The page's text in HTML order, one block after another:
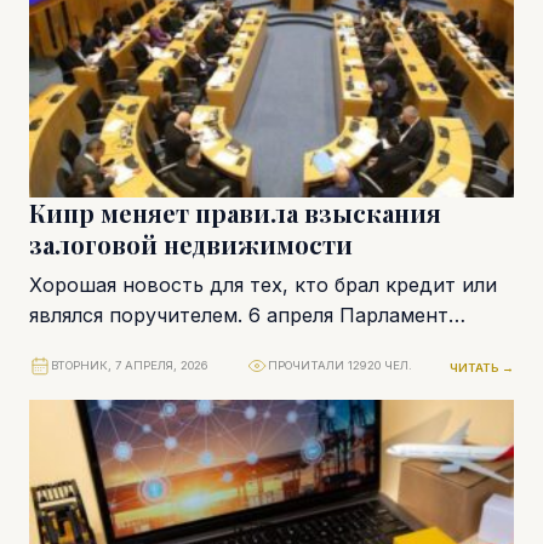
Кипр меняет правила взыскания
залоговой недвижимости
Хорошая новость для тех, кто брал кредит или
являлся поручителем. 6 апреля Парламент
ВТОРНИК, 7 АПРЕЛЯ, 2026 ПРОЧИТАЛИ 12920 ЧЕЛ. ЧИТАТЬ →